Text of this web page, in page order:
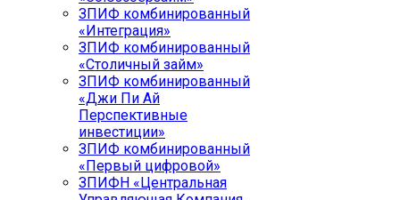
ЗПИФ комбинированный
«Интеграция»
ЗПИФ комбинированный
«Столичный займ»
ЗПИФ комбинированный
«Джи Пи Ай
Перспективные
инвестиции»
ЗПИФ комбинированный
«Первый цифровой»
ЗПИФН «Центральная